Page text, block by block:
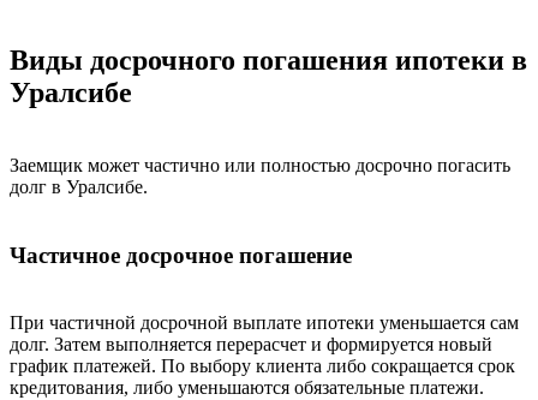
Виды досрочного погашения ипотеки в
Уралсибе
Заемщик может частично или полностью досрочно погасить
долг в Уралсибе.
Частичное досрочное погашение
При частичной досрочной выплате ипотеки уменьшается сам
долг. Затем выполняется перерасчет и формируется новый
график платежей. По выбору клиента либо сокращается срок
кредитования, либо уменьшаются обязательные платежи.